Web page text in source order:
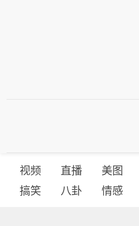
视频 直播 美图
搞笑
八卦 情感